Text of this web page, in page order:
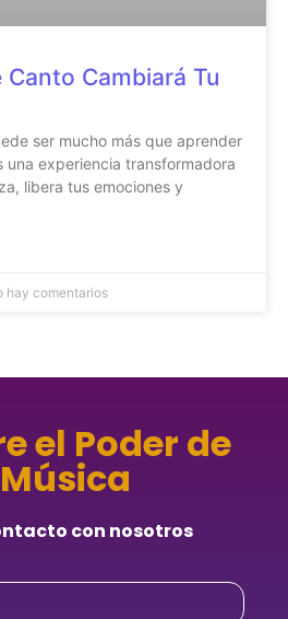
Canto Cambiará Tu
ser mucho más que aprender
una experiencia transformadora
libera tus emociones y
hay comentarios
el Poder de
con nosotros